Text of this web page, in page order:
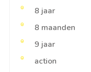
8 jaar
8 maanden
9 jaar
action